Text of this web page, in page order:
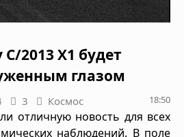
2013 X1 будет
глазом
3 Космос 18:50
отличную новость для всех
наблюдений. В поле